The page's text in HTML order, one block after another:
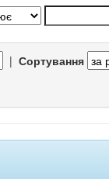
| Сортування